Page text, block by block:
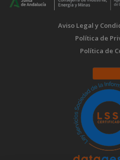
Aviso Legal y
Política de
Política de